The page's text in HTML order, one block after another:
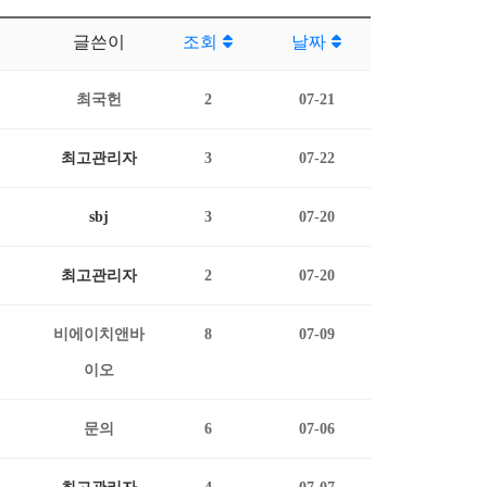
글쓴이 조회 날짜
최국헌 2 07-21
최고관리자 3 07-22
sbj 3 07-20
최고관리자 2 07-20
비에이치앤바
이오
8 07-09
문의 6 07-06